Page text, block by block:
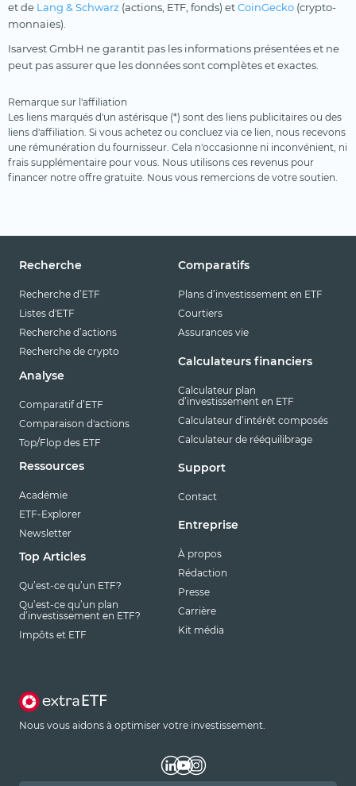
et de Lang & Schwarz (actions, ETF, fonds) etCoinGecko (crypto-
monnaies).
Isarvest GmbH ne garantit pas les informations présentées et ne
peut pas assurer que les données sont complètes et exactes.
Remarque sur l'affiliation
Les liens marqués d'un astérisque (*) sont des liens publicitaires ou des
liens d'affiliation. Si vous achetez ou concluez via ce lien, nous recevons
une rémunération du fournisseur. Cela n'occasionne ni inconvénient, ni
frais supplémentaire pour vous. Nous utilisons ces revenus pour
financer notre offre gratuite. Nous vous remercions de votre soutien.
Recherche
Recherche d’ETF
Listes d'ETF
Recherche d’actions
Recherche de crypto
Analyse
Comparatif d’ETF
Comparaison d'actions
Top/Flop des ETF
Ressources
Académie
ETF-Explorer
Newsletter
Top Articles
Qu’est-ce qu’un ETF?
Qu’est-ce qu’un plan
d’investissement en ETF?
Impôts et ETF
Comparatifs
Plans d’investissement en ETF
Courtiers
Assurances vie
Calculateurs financiers
Calculateur plan
d’investissement en ETF
Calculateur d’intérêt composés
Calculateur de rééquilibrage
Support
Contact
Entreprise
À propos
Rédaction
Presse
Carrière
Kit média
Nous vous aidons à optimiser votre investissement.